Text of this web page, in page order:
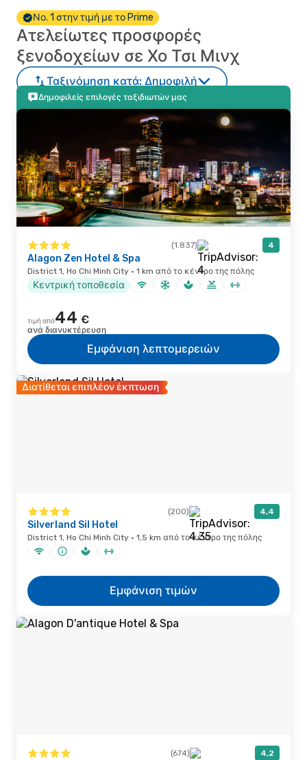
Νο. 1 στην τιμή με το Prime
Ατελείωτες προσφορές
ξενοδοχείων σε Χο Τσι Μινχ
Ταξινόμηση κατά: Δημοφιλή
Δημοφιλείς επιλογές ταξιδιωτών μας
(1.837) 4
Alagon Zen Hotel & Spa
District 1, Ho Chi Minh City · 1 km από το κέντρο της πόλης
Κεντρική τοποθεσία
τιμή από44 €
ανά διανυκτέρευση
Εμφάνιση λεπτομερειών
Διατίθεται επιπλέον έκπτωση
(200) 4,4
Silverland Sil Hotel
District 1, Ho Chi Minh City · 1,5 km από το κέντρο της πόλης
Εμφάνιση τιμών
(674) 4,2